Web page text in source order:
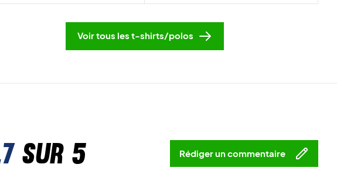
Voir tous les t-shirts/polos
sur 5 Rédiger un commentaire